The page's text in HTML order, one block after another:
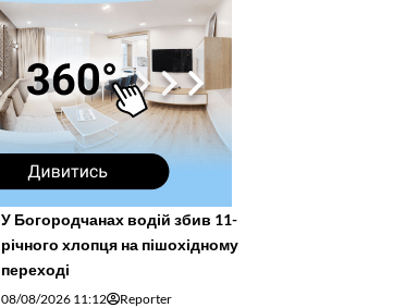
У Богородчанах водій збив 11-
річного хлопця на пішохідному
переході
08/08/2026 11:12 Reporter